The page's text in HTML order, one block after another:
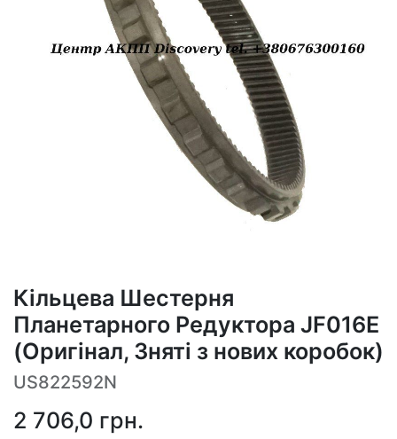
Кільцева Шестерня
Планетарного Редуктора JF016E
(Оригінал, Зняті з нових коробок)
US822592N
2 706,0 грн.